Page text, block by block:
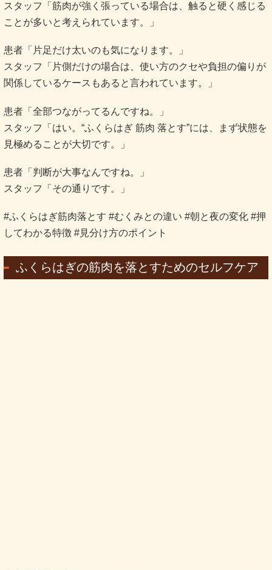
スタッフ「筋肉が強く張っている場合は、触ると硬く感じる
ことが多いと考えられています。」
患者「片足だけ太いのも気になります。」
スタッフ「片側だけの場合は、使い方のクセや負担の偏りが
関係しているケースもあると言われています。」
患者「全部つながってるんですね。」
スタッフ「はい。“ふくらはぎ 筋肉 落とす”には、まず状態を
見極めることが大切です。」
患者「判断が大事なんですね。」
スタッフ「その通りです。」
#ふくらはぎ筋肉落とす #むくみとの違い #朝と夜の変化 #押
してわかる特徴 #見分け方のポイント
ふくらはぎの筋肉を落とすためのセルフケア